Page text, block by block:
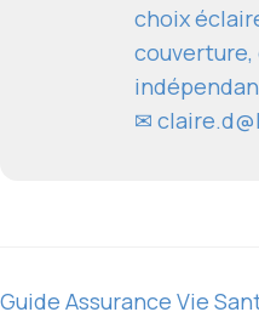
choix
✉
Guide Assurance Vie